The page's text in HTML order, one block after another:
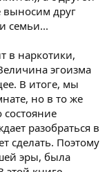
выносим друг
семьи...
в наркотики,
эгоизма
В итоге, мы
но в то же
разобраться в
сделать. Поэтому
эры, была